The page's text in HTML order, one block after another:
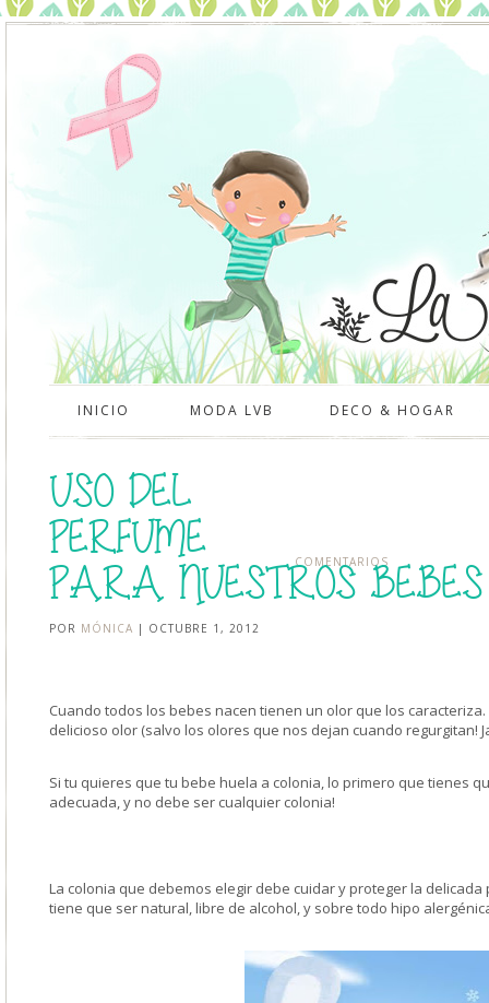
INICIO MODA LVB DECO & HOGAR
COMENTARIOS
USO DEL
PERFUME
PARA NUESTROS BEBES
POR MÓNICA | OCTUBRE 1, 2012
Cuando todos los bebes nacen tienen un olor que los
delicioso olor (salvo los olores que nos dejan cuando regurgitan!
Si tu quieres que tu bebe huela a colonia, lo primero que tienes
adecuada, y no debe ser cualquier colonia!
La colonia que debemos elegir debe cuidar y proteger la
tiene que ser natural, libre de alcohol, y sobre todo hipo